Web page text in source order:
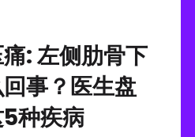
: 左侧肋骨下
事？医生盘
种疾病